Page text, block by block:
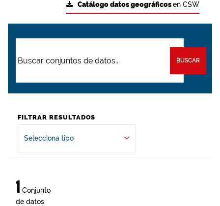
Catálogo datos geográficosen CSW
BUSCAR
FILTRAR RESULTADOS
Selecciona tipo
1 Conjunto
de datos